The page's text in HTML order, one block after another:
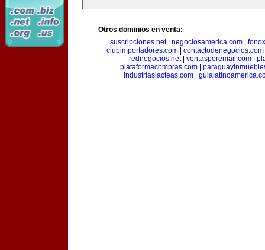
Otros dominios en venta:
suscripciones.net| negociosamerica.com|
clubimportadores.com
contactodenegocios.com
rednegocios.net| ventasporemail.com
plataformacompras.com
industriaslacteas.com